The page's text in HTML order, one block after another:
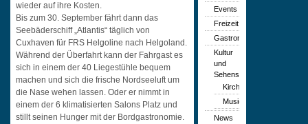
wieder auf ihre Kosten.
Bis zum 30. September fährt dann das
Seebäderschiff „Atlantis“ täglich von
Cuxhaven für FRS Helgoline nach Helgoland.
Während der Überfahrt kann der Fahrgast es
sich in einem der 40 Liegestühle bequem
machen und sich die frische Nordseeluft um
die Nase wehen lassen. Oder er nimmt in
einem der 6 klimatisierten Salons Platz und
stillt seinen Hunger mit der Bordgastronomie.
Events
Freizeit
Gastronomie
Kultur
und
Sehenswürdigkeiten
Kirchen
Musicals
News